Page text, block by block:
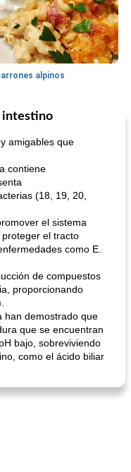
alpinos
blanco
de salchicha picante
intestino
amigables que
contiene
(18, 19, 20,
el sistema
el tracto
como E.
de compuestos
proporcionando
han demostrado que
que se encuentran
bajo, sobreviviendo
como el ácido biliar